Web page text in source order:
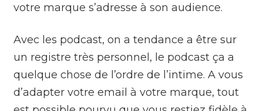
votre marque s’adresse à son audience.
Avec les podcast, on a tendance a être sur
un registre très personnel, le podcast ça a
quelque chose de l’ordre de l’intime. A vous
d’adapter votre email à votre marque, tout